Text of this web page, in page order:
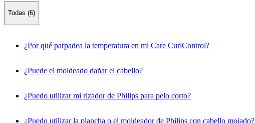
Todas (6)
¿Por qué parpadea la temperatura en mi Care CurlControl?
¿Puede el moldeado dañar el cabello?
¿Puedo utilizar mi rizador de Philips para pelo corto?
¿Puedo utilizar la plancha o el moldeador de Philips con cabello mojado?